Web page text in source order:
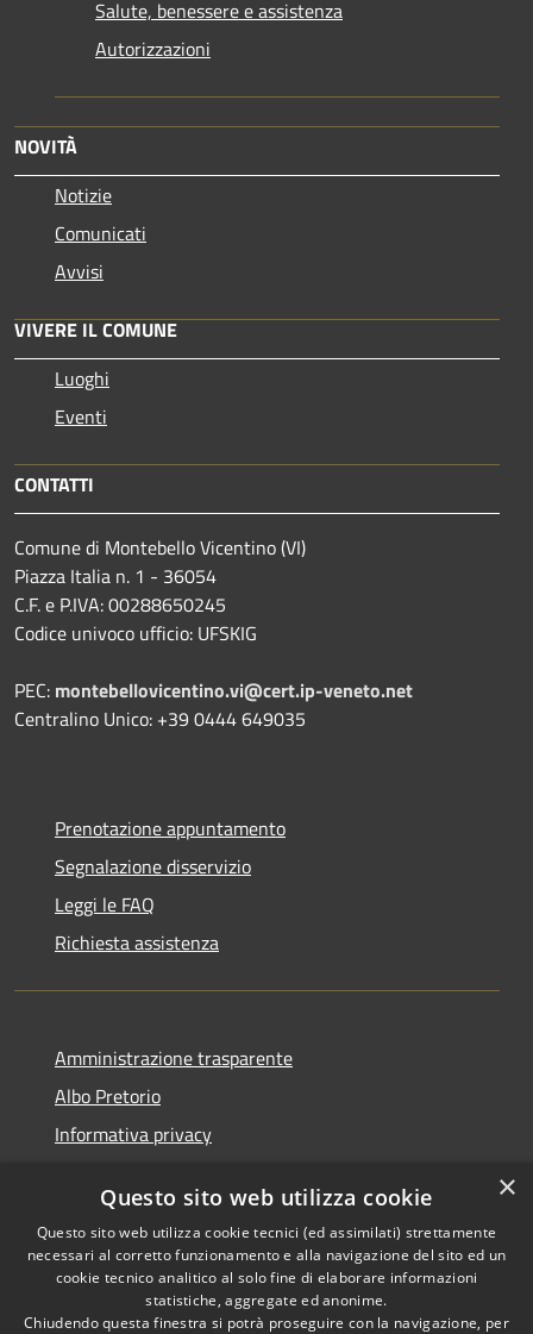
Salute, benessere e assistenza
Autorizzazioni
NOVITÀ
Notizie
Comunicati
Avvisi
VIVERE IL COMUNE
Luoghi
Eventi
CONTATTI
Comune di Montebello Vicentino (VI)
Piazza Italia n. 1 - 36054
C.F. e P.IVA: 00288650245
Codice univoco ufficio: UFSKIG
PEC: montebellovicentino.vi@cert.ip-veneto.net
Centralino Unico: +39 0444 649035
Prenotazione appuntamento
Segnalazione disservizio
Leggi le FAQ
Richiesta assistenza
Amministrazione trasparente
Albo Pretorio
Informativa privacy
Dichiarazione di accessibilità
×
Questo sito web utilizza cookie
Questo sito web utilizza cookie tecnici (ed assimilati) strettamente
necessari al corretto funzionamento e alla navigazione del sito ed un
cookie tecnico analitico al solo fine di elaborare informazioni
statistiche, aggregate ed anonime.
Chiudendo questa finestra si potrà proseguire con la navigazione, per